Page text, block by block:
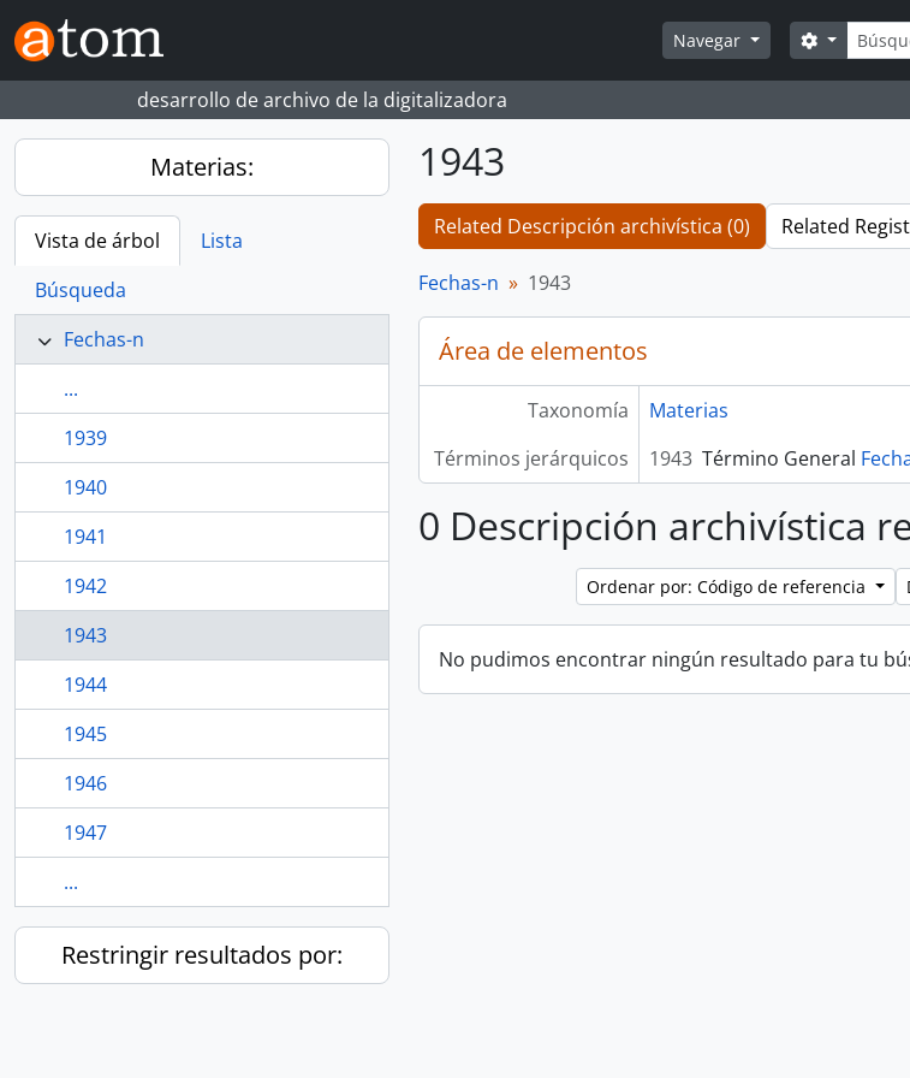
Skip to main content
Navegar
Search
desarrollo de archivo de la digitalizadora
Materias:
Vista de árbol
Lista
Búsqueda
Fechas-n
...
1939
1940
1941
1942
1943
1944
1945
1946
1947
...
Restringir resultados por:
1943
Related Descripción archivística (0) Related
Fechas-n 1943
Área de elementos
Taxonomía
Materias
Términos jerárquicos
1943 Término General
0 Descripción archivística
Ordenar por: Código de referencia
No pudimos encontrar ningún resultado para tu